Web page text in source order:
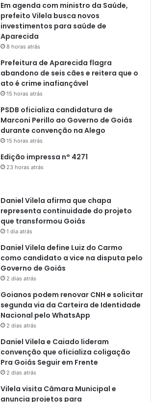
Em agenda com ministro da Saúde,
prefeito Vilela busca novos
investimentos para saúde de
Aparecida
8 horas atrás
Prefeitura de Aparecida flagra
abandono de seis cães e reitera que o
ato é crime inafiançável
15 horas atrás
PSDB oficializa candidatura de
Marconi Perillo ao Governo de Goiás
durante convenção na Alego
15 horas atrás
Edição impressa n° 4271
23 horas atrás
Daniel Vilela afirma que chapa
representa continuidade do projeto
que transformou Goiás
1 dia atrás
Daniel Vilela define Luiz do Carmo
como candidato a vice na disputa pelo
Governo de Goiás
2 dias atrás
Goianos podem renovar CNH e solicitar
segunda via da Carteira de Identidade
Nacional pelo WhatsApp
2 dias atrás
Daniel Vilela e Caiado lideram
convenção que oficializa coligação
Pra Goiás Seguir em Frente
2 dias atrás
Vilela visita Câmara Municipal e
anuncia projetos para